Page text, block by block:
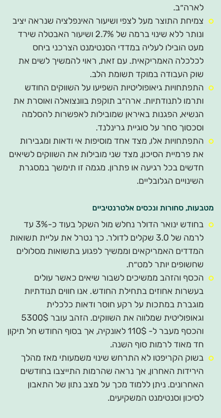
לארה״ב.
צמיחת התוצר מעל לצפי ושיעור האינפלציה שנראה יציב
ונותר ללא שינוי ברמה של 2.7% ושיעור האבטלה שירד
מעט הובילו לעליה במדדי הסנטימנט הצרכני ביחס
לכלכלה האמריקאית. עם זאת, ראוי להמשיך לשים את
שוק העבודה במוקד תשומת הלב.
התפתחויות גיאופוליטיות השפיעו על השווקים החודש
ותרמו לתנודתיות. ארה״ב תוקפת בוונצואלה ואוסרת את
הנשיא, הפגנות באיראן שמובילות לאפשרות להסלמה
וסכסוך סחר על סוגיית גרינלנד.
התפתחויות אלו, מצד אחד מוסיפות אי ודאות ומגבירות
את פרמיית הסיכון, מצד שני מובילות את השווקים לשיאים
חדשים בכל רגיעה או פתרון. מגמה זו תימשך במסגרת
השינויים הגלובליים.
מטבעות, סחורות ונכסים אלטרנטיביים
בחודש ינואר הדולר נחלש מול השקל בעוד כ-3% עד
לרמה של 3.0 שקלים לדולר. כך נטרל את עליית תשואות
המדדים האמריקאים וממשיך לפגוע בתשואות מסלולים
שחשופים יותר למט״ח.
הכסף והזהב ממשיכים לשבור שיאים כאשר עולים
בעשרות אחוזים בתחילת החודש. אנו חווים תנודתיות
מוגברת במתכות על רקע חוסר ודאות כלכלית
וגאופוליטית שמלווה את השווקים. הזהב עובר 5300$
והכסף מעבר ל- 110$ לאונקיה, אך בסוף החודש חל תיקון
חד מאוד לרמות סוף השנה.
בשוק הקריפטו לא התרחש שינוי משמעותי מאז מהלך
הירידות האחרון, אך נראה שהרמות התייצבו בחודשים
האחרונים. ניתן ללמוד מכך על מצב נתון של התאבון
לסיכון וסנטימנט המשקיעים.